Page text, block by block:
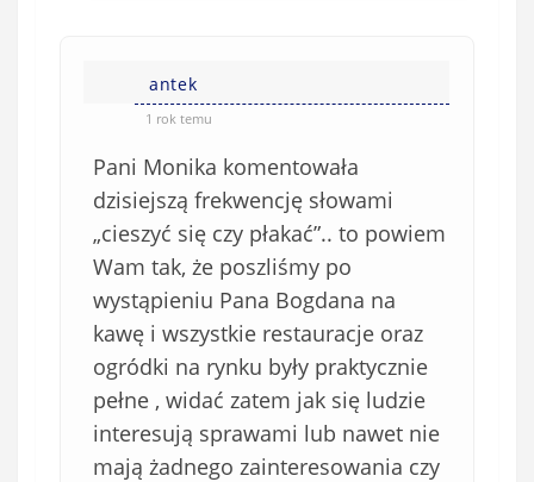
antek
1 rok temu
Pani Monika komentowała
dzisiejszą frekwencję słowami
„cieszyć się czy płakać”.. to powiem
Wam tak, że poszliśmy po
wystąpieniu Pana Bogdana na
kawę i wszystkie restauracje oraz
ogródki na rynku były praktycznie
pełne , widać zatem jak się ludzie
interesują sprawami lub nawet nie
mają żadnego zainteresowania czy